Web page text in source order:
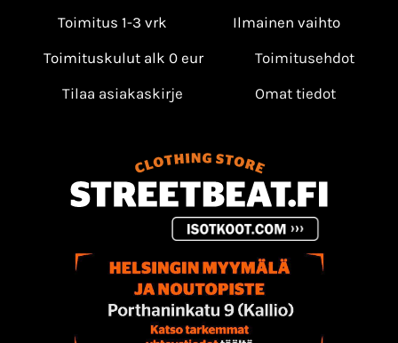
Toimitus 1-3 vrk
Ilmainen vaihto
Toimituskulut alk 0 eur
Toimitusehdot
Tilaa asiakaskirje
Omat tiedot